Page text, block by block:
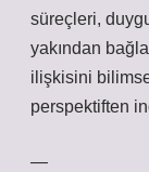
süreçleri,
yakından
ilişkisini
perspektiften
—